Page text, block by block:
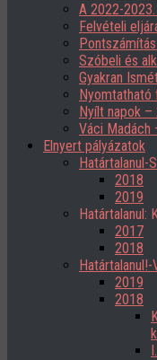
A 2022-
Felvételi
Szóbeli és
Gyakran
Nyílt napok –
Váci Madách
Elnyert pályázatok
Határtalanul-
2018
2019
Határtalanul:
2017
2018
Határtalanul!-
2019
2018